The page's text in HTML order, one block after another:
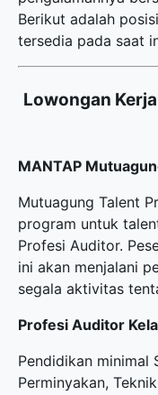
Berikut adalah
tersedia pada saat
Lowongan
MANTAP
Mutuagung Talent
program untuk
Profesi Auditor.
ini akan menjalani
segala aktivitas
Profesi Auditor
Pendidikan minimal
Perminyakan,